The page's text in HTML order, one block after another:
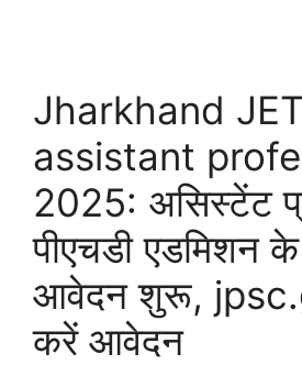
Jharkhand JET
assistant
2025: असिस्टेंट
पीएचडी एडमिशन
आवेदन शुरू,
करें आवेदन